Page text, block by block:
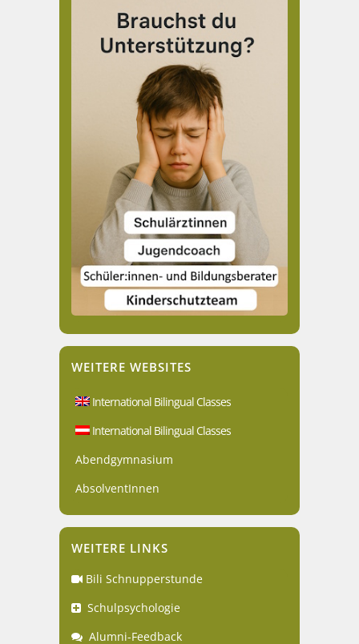
WEITERE WEBSITES
International Bilingual Classes
International Bilingual Classes
Abendgymnasium
AbsolventInnen
WEITERE LINKS
Bili Schnupperstunde
Schulpsychologie
Alumni-Feedback